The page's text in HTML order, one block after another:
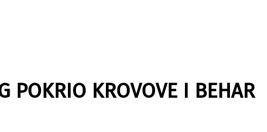
POKRIO KROVOVE I BEHAR